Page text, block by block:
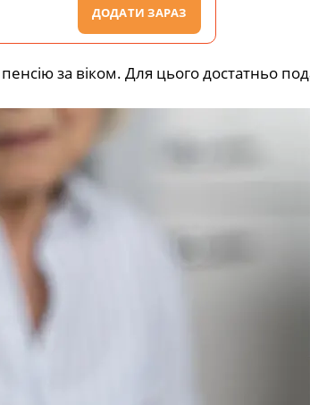
ДОДАТИ ЗАРАЗ
за віком. Для цього достатньо